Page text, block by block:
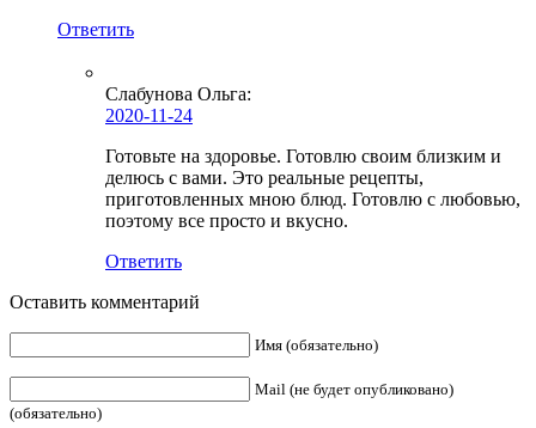
Ответить
Слабунова Ольга:
2020-11-24
Готовьте на здоровье. Готовлю своим близким и
делюсь с вами. Это реальные рецепты,
приготовленных мною блюд. Готовлю с любовью,
поэтому все просто и вкусно.
Ответить
Оставить комментарий
Имя (обязательно)
Mail (не будет опубликовано)
(обязательно)